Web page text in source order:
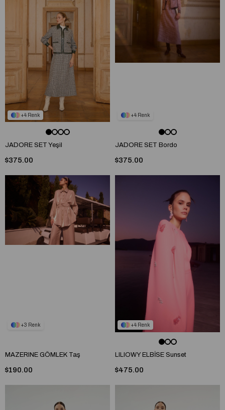
4
JADORE SET Yeşil
$375.00
4
JADORE SET Bordo
$375.00
3
MAZERINE GÖMLEK Taş
$190.00
4
LILIOWY ELBİSE Sunset
$475.00